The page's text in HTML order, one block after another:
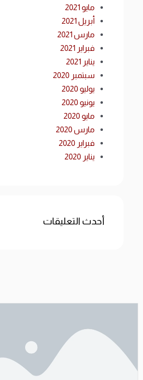
مايو 2021
أبريل 2021
مارس 2021
فبراير 2021
يناير 2021
سبتمبر 2020
يوليو 2020
يونيو 2020
مايو 2020
مارس 2020
فبراير 2020
يناير 2020
أحدث التعليقات